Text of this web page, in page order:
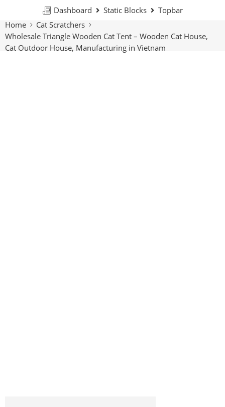
Dashboard Static Blocks
Topbar
Home
Cat Scratchers
Wholesale Triangle Wooden Cat Tent – Wooden Cat House,
Cat Outdoor House, Manufacturing in Vietnam